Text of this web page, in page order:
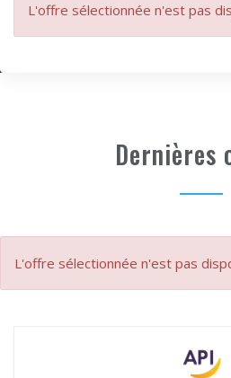
L'offre sélectionnée n'est pas
Dernières
L'offre sélectionnée n'est pas